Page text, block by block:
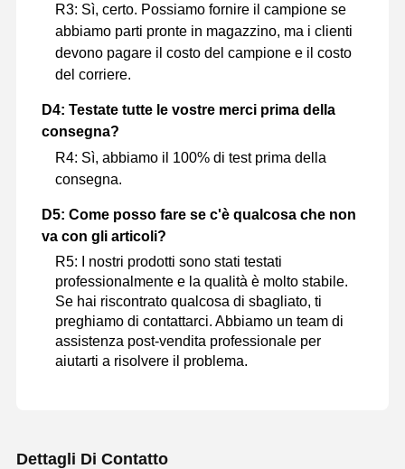
R3: Sì, certo. Possiamo fornire il campione se
abbiamo parti pronte in magazzino, ma i clienti
devono pagare il costo del campione e il costo
del corriere.
D4: Testate tutte le vostre merci prima della
consegna?
R4: Sì, abbiamo il 100% di test prima della
consegna.
D5: Come posso fare se c'è qualcosa che non
va con gli articoli?
R5: I nostri prodotti sono stati testati
professionalmente e la qualità è molto stabile.
Se hai riscontrato qualcosa di sbagliato, ti
preghiamo di contattarci. Abbiamo un team di
assistenza post-vendita professionale per
aiutarti a risolvere il problema.
Dettagli Di Contatto